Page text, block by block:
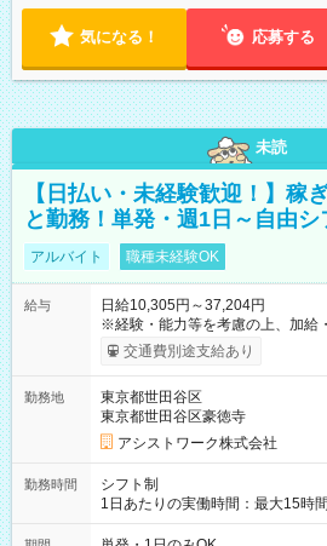
気になる！ 応募する
未読
【日払い・未経験歓迎！】稼
と勤務！単発・週1日～自由
アルバイト 職種未経験OK
給与
日給10,305円～37,204円
※経験・能力等を考慮の上、加給・優遇
間】試用期間なし
交通費別途支給あり
勤務地
東京都世田谷区
東京都世田谷区豪徳寺
アシストワーク株式会社
勤務時間
シフト制
1日あたりの実働時間：最大15時
勤務 勤務：月・水・金 休み：火・木・土・日
可能です！ ※1日あたりの最大実働時間は日勤、夜勤共に勤務し